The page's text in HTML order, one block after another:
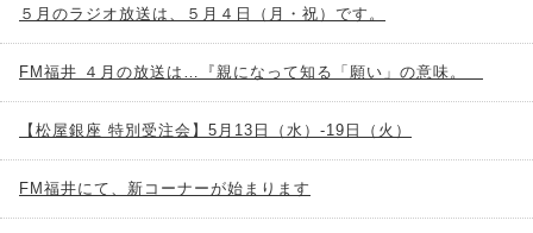
５月のラジオ放送は、５月４日（月・祝）です。
FM福井 ４月の放送は…『親になって知る「願い」の意味。
【松屋銀座 特別受注会】5月13日（水）-19日（火）
FM福井にて、新コーナーが始まります